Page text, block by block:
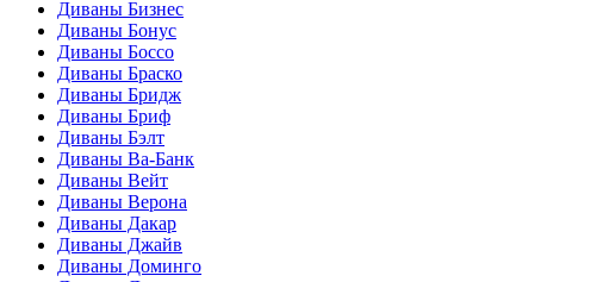
Диваны Бизнес
Диваны Бонус
Диваны Боссо
Диваны Браско
Диваны Бридж
Диваны Бриф
Диваны Бэлт
Диваны Ва-Банк
Диваны Вейт
Диваны Верона
Диваны Дакар
Диваны Джайв
Диваны Доминго